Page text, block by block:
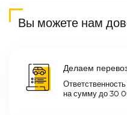
Вы можете нам
Делаем
на сумму до 30